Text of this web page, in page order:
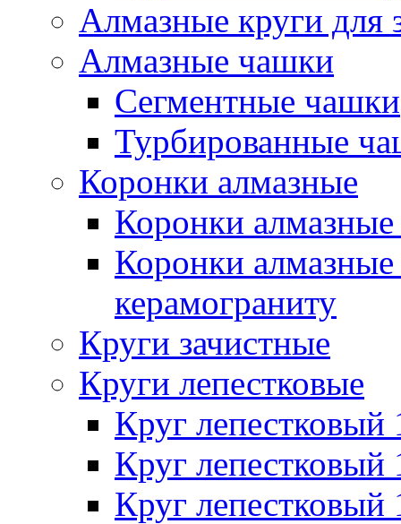
Алмазные круги для
Алмазные чашки
Сегментные чашки
Турбированные
Коронки алмазные
Коронки
Коронки
керамограниту
Круги зачистные
Круги лепестковые
Круг
Круг
Круг